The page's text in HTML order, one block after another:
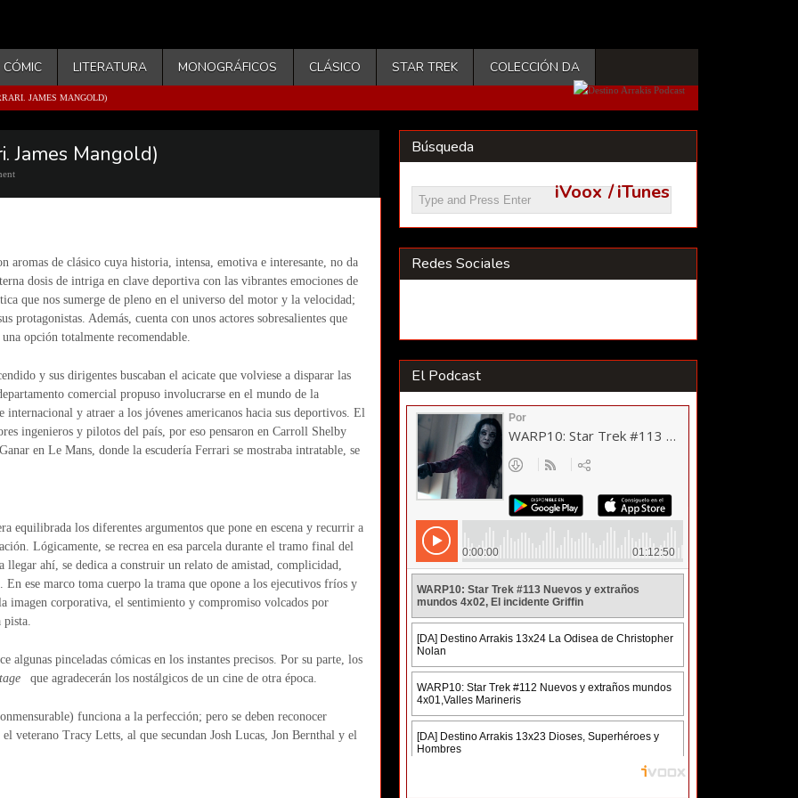
iVoox /iTunes
CÓMIC LITERATURA MONOGRÁFICOS CLÁSICO STAR TREK COLECCIÓN DA
JAMES MANGOLD)
James Mangold)
de clásico cuya historia, intensa, emotiva e interesante, no da
dosis de intriga en clave deportiva con las vibrantes emociones de
que nos sumerge de pleno en el universo del motor y la velocidad;
protagonistas. Además, cuenta con unos actores sobresalientes que
opción totalmente recomendable.
y sus dirigentes buscaban el acicate que volviese a disparar las
comercial propuso involucrarse en el mundo de la
y atraer a los jóvenes americanos hacia sus deportivos. El
ingenieros y pilotos del país, por eso pensaron en Carroll Shelby
en Le Mans, donde la escudería Ferrari se mostraba intratable, se
equilibrada los diferentes argumentos que pone en escena y recurrir a
Lógicamente, se recrea en esa parcela durante el tramo final del
ahí, se dedica a construir un relato de amistad, complicidad,
ese marco toma cuerpo la trama que opone a los ejecutivos fríos y
imagen corporativa, el sentimiento y compromiso volcados por
algunas pinceladas cómicas en los instantes precisos. Por su parte, los
que agradecerán los nostálgicos de un cine de otra época.
funciona a la perfección; pero se deben reconocer
veterano Tracy Letts, al que secundan Josh Lucas, Jon Bernthal y el
Búsqueda
Redes Sociales
El Podcast